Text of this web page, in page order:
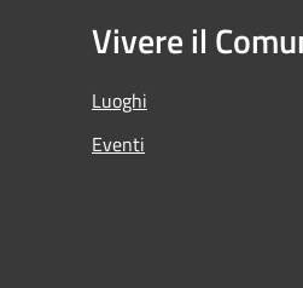
Vivere il
Luoghi
Eventi